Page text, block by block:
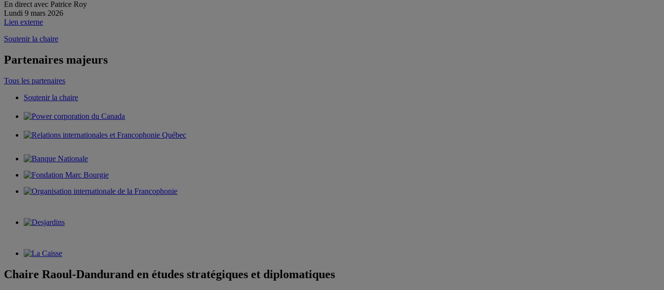
En direct avec Patrice Roy
Lundi 9 mars 2026
Lien externe
Soutenir la chaire
Partenaires majeurs
Tous les partenaires
Soutenir la chaire
Chaire Raoul-Dandurand en études stratégiques et diplomatiques